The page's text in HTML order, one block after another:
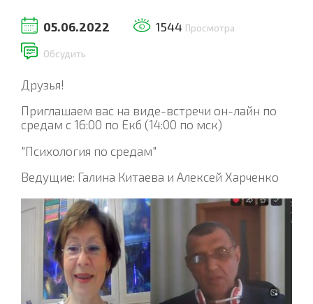
05.06.2022 1544 Просмотра
Обсудить
Друзья!
Приглашаем вас на виде-встречи он-лайн по
средам с 16:00 по Екб (14:00 по мск)
"Психология по средам"
Ведущие: Галина Китаева и Алексей Харченко